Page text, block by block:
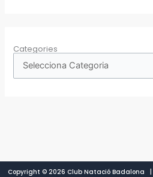
Categories
Copyright © 2026 Club Natació Badalona |